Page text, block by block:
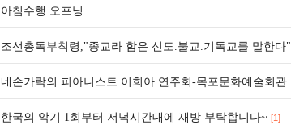
아침수행 오프닝
조선총독부칙령,"종교라 함은 신도.불교.기독교를 말한다"
네손가락의 피아니스트 이희아 연주회-목포문화예술회관
한국의 악기 1회부터 저녁시간대에 재방 부탁합니다~ [1]